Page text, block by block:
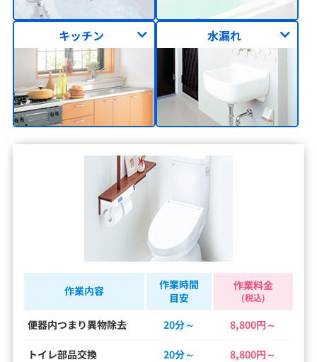
キッチン 水漏れ
作業内容
作業時間
目安
作業料金
(税込)
便器内つまり異物除去 20分～ 8,800円～
トイレ部品交換 20分～ 8,800円～